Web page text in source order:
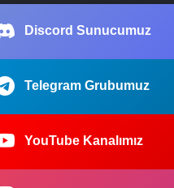
Discord Sunucumuz
Telegram Grubumuz
YouTube Kanalımız